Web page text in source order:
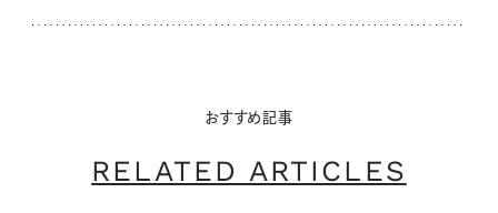
おすすめ記事
RELATED ARTICLES